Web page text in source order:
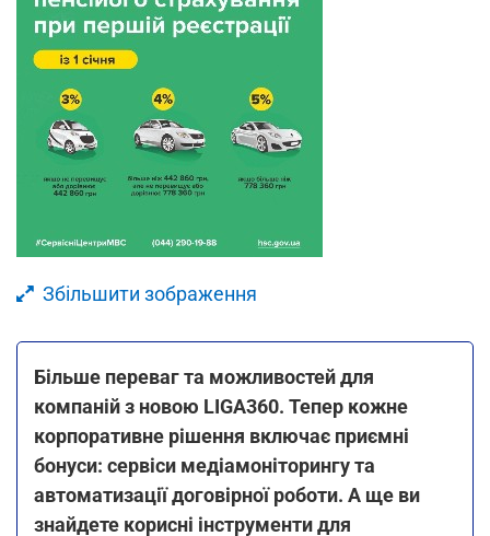
Збільшити зображення
Більше переваг та можливостей для
компаній з новою LIGA360. Тепер кожне
корпоративне рішення включає приємні
бонуси: сервіси медіамоніторингу та
автоматизації договірної роботи. А ще ви
знайдете корисні інструменти для